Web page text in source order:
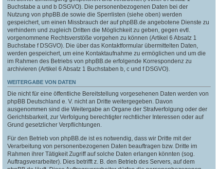
Buchstabe a und b DSGVO). Die personenbezogenen Daten bei der
Nutzung von phpBB.de sowie die Sperrlisten (siehe oben) werden
gespeichert, um einen Missbrauch der auf phpBB.de angebotene Dienste zu
verhindern und zugleich Dritten die Möglichkeit zu geben, gegen evtl.
vorgenommene Rechtsverstöße vorgehen zu können (Artikel 6 Absatz 1
Buchstabe f DSGVO). Die über das Kontaktformular übermittelten Daten,
werden gespeichert, um eine Kontaktaufnahme zu ermöglichen und um die
im Rahmen des Betriebs von phpBB.de erfolgende Korrespondenz zu
archivieren (Artikel 6 Absatz 1 Buchstaben b, c und f DSGVO).
WEITERGABE VON DATEN
Die nicht für eine öffentliche Bereitstellung vorgesehenen Daten werden von
phpBB Deutschland e. V. nicht an Dritte weitergegeben. Davon
ausgenommen sind die Weitergabe an Organe der Strafverfolgung oder der
Gerichtsbarkeit, zur Verfolgung berechtigter rechtlicher Interessen oder auf
Grund gesetzlicher Verpflichtungen.
Für den Betrieb von phpBB.de ist es notwendig, dass wir Dritte mit der
Verarbeitung von personenbezogenen Daten beauftragen bzw. Dritte im
Rahmen ihrer Tätigkeit Zugriff auf solche Daten erlangen könnten (sog.
Auftragsverarbeiter). Dies betrifft z. B. den Betrieb des Servers, auf dem